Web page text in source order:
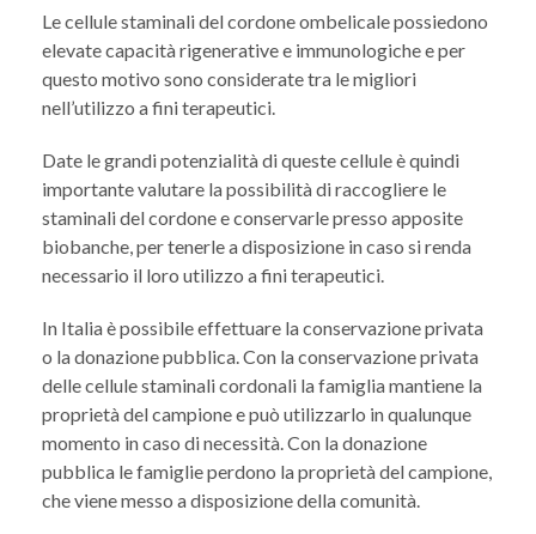
Le cellule staminali del cordone ombelicale possiedono
elevate capacità rigenerative e immunologiche e per
questo motivo sono considerate tra le migliori
nell’utilizzo a fini terapeutici.
Date le grandi potenzialità di queste cellule è quindi
importante valutare la possibilità di raccogliere le
staminali del cordone e conservarle presso apposite
biobanche, per tenerle a disposizione in caso si renda
necessario il loro utilizzo a fini terapeutici.
In Italia è possibile effettuare la conservazione privata
o la donazione pubblica. Con la conservazione privata
delle cellule staminali cordonali la famiglia mantiene la
proprietà del campione e può utilizzarlo in qualunque
momento in caso di necessità. Con la donazione
pubblica le famiglie perdono la proprietà del campione,
che viene messo a disposizione della comunità.